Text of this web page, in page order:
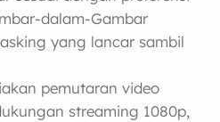
dalam-Gambar
yang lancar sambil
pemutaran video
streaming 1080p,